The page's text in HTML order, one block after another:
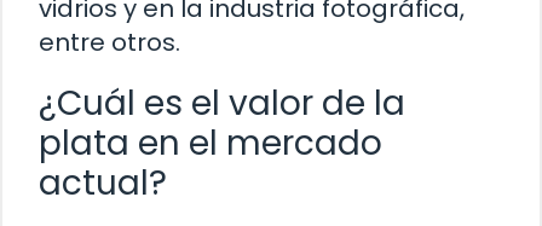
vidrios y en la industria fotográfica,
entre otros.
¿Cuál es el valor de la
plata en el mercado
actual?